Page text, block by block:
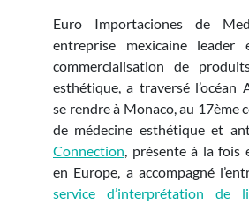
Euro Importaciones de
entreprise mexicaine leader
commercialisation de
esthétique, a traversé l’océan
se rendre à Monaco, au 17ème
de médecine esthétique et
Connection , présente à la
en Europe, a accompagné
service d’interprétation de